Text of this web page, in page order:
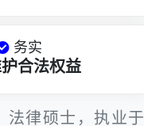
务实
合法权益
法律硕士，执业于